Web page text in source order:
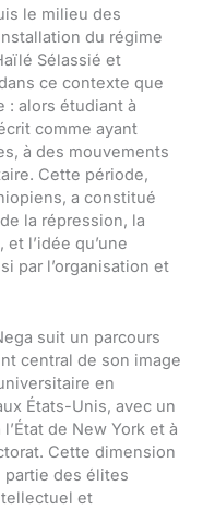
le milieu des
du régime
Sélassié et
ce contexte que
: alors étudiant à
comme ayant
à des mouvements
Cette période,
a constitué
la répression, la
l’idée qu’une
par l’organisation et
suit un parcours
central de son image
en
États-Unis, avec un
de New York et à
Cette dimension
des élites
et